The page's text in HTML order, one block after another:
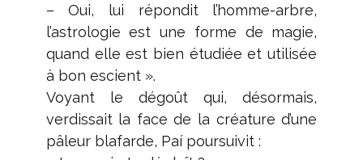
– Oui, lui répondit l’homme-arbre,
l’astrologie est une forme de magie,
quand elle est bien étudiée et utilisée
à bon escient ».
Voyant le dégoût qui, désormais,
verdissait la face de la créature d’une
pâleur blafarde, Paí poursuivit :